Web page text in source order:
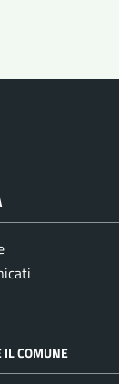
IL COMUNE